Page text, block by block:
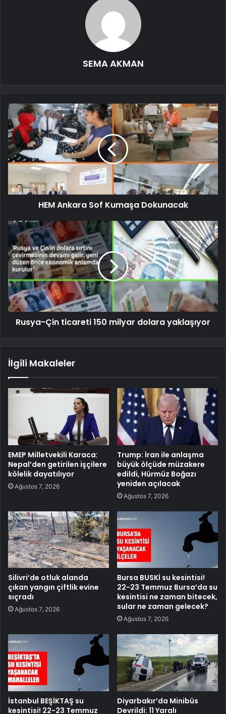
SEMA AKMAN
HEM Ankara Sof Kumaşa Dokunacak
Rusya-Çin ticareti 150 milyar dolara yaklaşıyor
İlgili Makaleler
EMEP Milletvekili Karaca:
Nepal’den getirilen işçilere
kölelik dayatılıyor
Ağustos 7, 2026
Trump: İran ile anlaşma
büyük ölçüde müzakere
edildi, Hürmüz Boğazı
yeniden açılacak
Ağustos 7, 2026
Silivri’de otluk alanda
çıkan yangın çiftlik evine
sıçradı
Ağustos 7, 2026
Bursa BUSKİ su kesintisi!
22-23 Temmuz Bursa’da su
kesintisi ne zaman bitecek,
sular ne zaman gelecek?
Ağustos 7, 2026
İstanbul BEŞİKTAŞ su
kesintisi! 22-23 Temmuz
Diyarbakır’da Minibüs
Devrildi: 11 Yaralı